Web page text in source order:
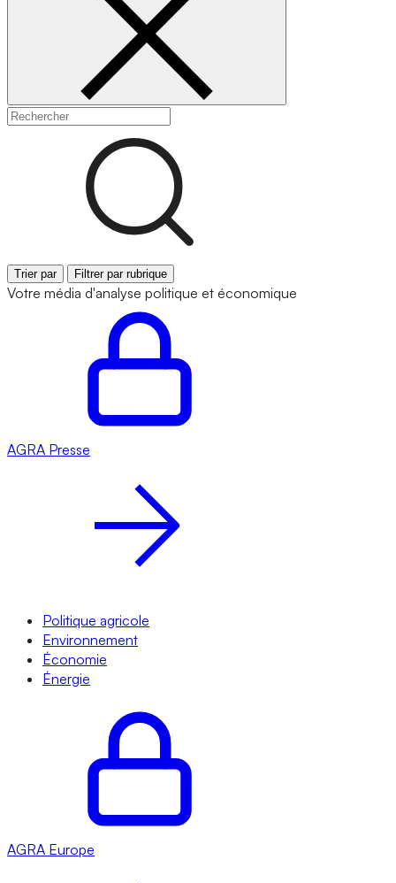
Trier par Filtrer par rubrique
Votre média d'analyse politique et économique
AGRA Presse
Politique agricole
Environnement
Économie
Énergie
AGRA Europe